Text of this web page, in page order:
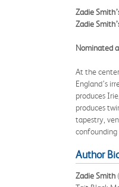
Zadie
Zadie
Nominated
At the
England’s
produces
produces
tapestry,
confounding
Author
Zadie Smith